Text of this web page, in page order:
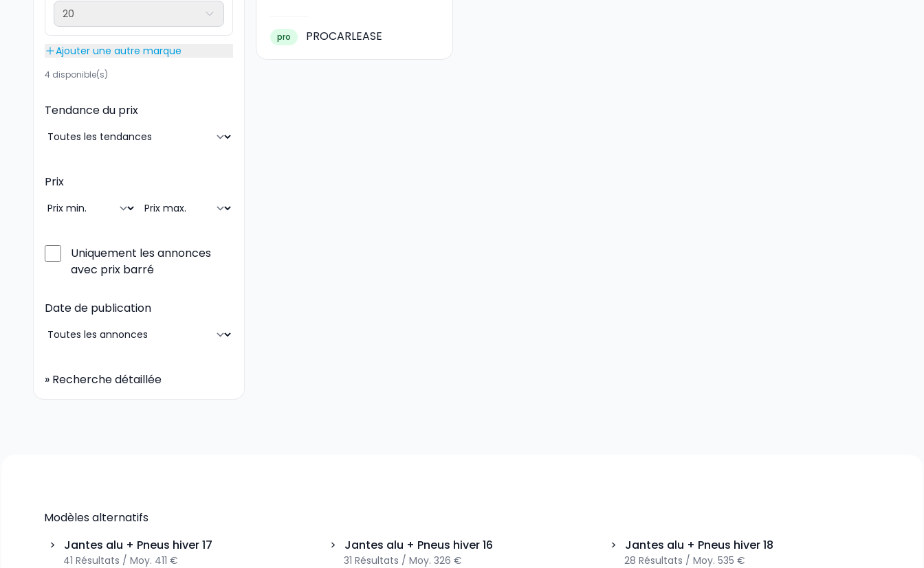
20
Ajouter une autre marque
4 disponible(s)
Tendance du prix
Prix
Uniquement les annonces
avec prix barré
Date de publication
» Recherche détaillée
pro PROCARLEASE
Modèles alternatifs
>
Jantes alu + Pneus hiver17
41 Résultats / Moy. 411 €
> Jantes alu + Pneus hiver16
31 Résultats / Moy. 326 €
> Jantes alu + Pneus hiver18
28 Résultats / Moy. 535 €